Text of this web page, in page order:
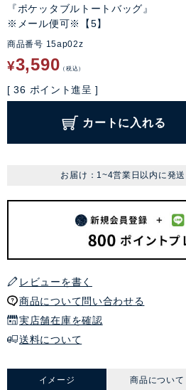
『ポケッタブルトートバッグ』
※メール便可※【5】
商品番号 15ap02z
¥3,590 税込
[ 36 ポイント進呈 ]
カートに入れる
お届け：1~4営業日以内に発送
レビューを書く
商品について問い合わせる
実店舗在庫を確認
送料について
イメージ 商品について